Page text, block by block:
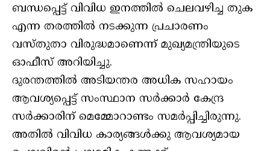
ബന്ധപ്പെട്ട് വിവിധ ഇനത്തില്‍ ചെലവഴിച്ച തുക
എന്ന തരത്തില്‍ നടക്കുന്ന പ്രചാരണം
വസ്തുതാ വിരുദ്ധമാണെന്ന് മുഖ്യമന്ത്രിയുടെ
ഓഫീസ് അറിയിച്ചു.
ദുരന്തത്തില്‍ അടിയന്തര അധിക സഹായം
ആവശ്യപ്പെട്ട് സംസ്ഥാന സര്‍ക്കാര്‍ കേന്ദ്ര
സര്‍ക്കാരിന് മെമ്മോറാണ്ടം സമര്‍പ്പിച്ചിരുന്നു.
അതില്‍ വിവിധ കാര്യങ്ങള്‍ക്കു ആവശ്യമായ